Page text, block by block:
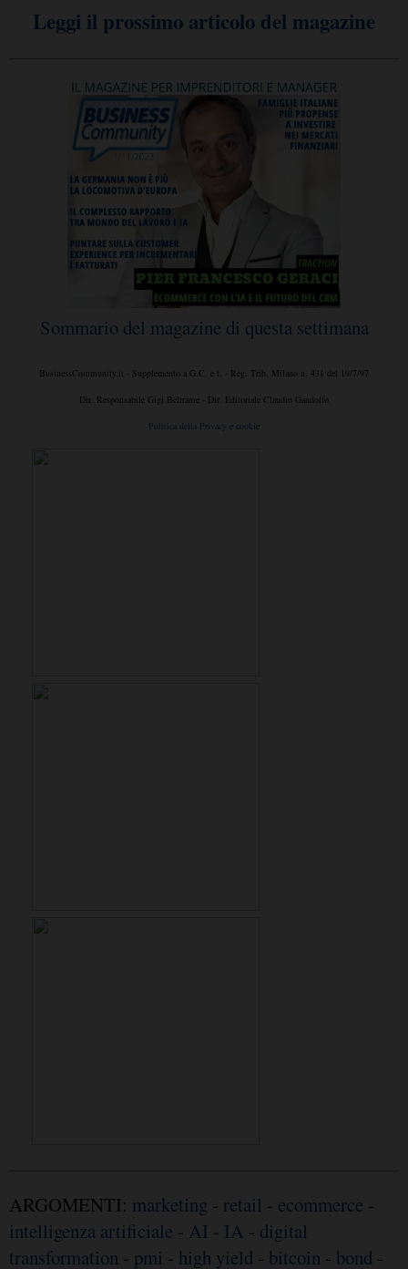
Leggi il prossimo articolo del magazine
Sommario del magazine di questa settimana
BusinessCommunity.it - Supplemento a G.C. e t. - Reg. Trib. Milano n. 431 del 19/7/97
Dir. Responsabile Gigi Beltrame - Dir. Editoriale Claudio Gandolfo
Politica della Privacy e cookie
ARGOMENTI: marketing - retail - ecommerce -
intelligenza artificiale - AI - IA - digital
transformation - pmi - high yield - bitcoin - bond -